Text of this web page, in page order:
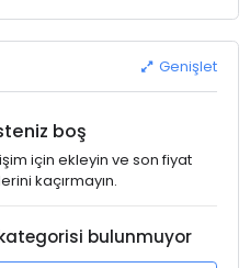
Genişlet
boş
için ekleyin ve son fiyat
kaçırmayın.
bulunmuyor